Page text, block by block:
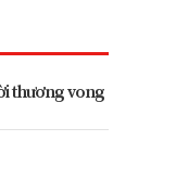
thương vong